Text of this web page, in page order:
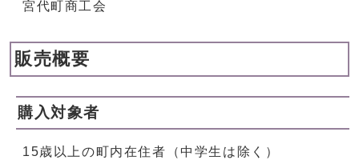
宮代町商工会
販売概要
購入対象者
15歳以上の町内在住者（中学生は除く）